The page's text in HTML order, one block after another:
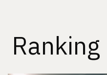
Ranking